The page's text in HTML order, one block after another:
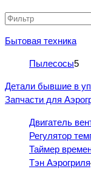
Бытовая техника
Пылесосы5
Детали бывшие в
Запчасти для
Двигатель
Регулятор
Таймер
Тэн Аэрогриля